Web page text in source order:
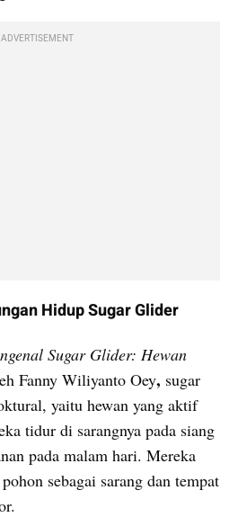
ADVERTISEMENT
Hidup Sugar Glider
Sugar Glider: Hewan
Fanny Wiliyanto Oey, sugar
yaitu hewan yang aktif
tidur di sarangnya pada siang
pada malam hari. Mereka
sebagai sarang dan tempat